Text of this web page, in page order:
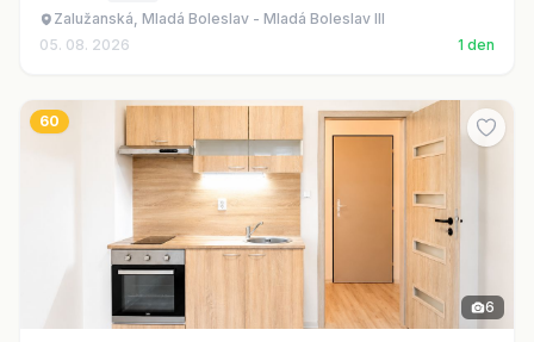
Zalužanská, Mladá Boleslav - Mladá Boleslav III
05. 08. 2026
1 den
60
6